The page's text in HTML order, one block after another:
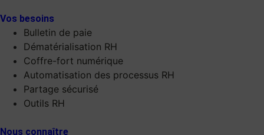
Vos besoins
Bulletin de paie
Dématérialisation RH
Coffre-fort numérique
Automatisation des processus RH
Partage sécurisé
Outils RH
Nous connaître